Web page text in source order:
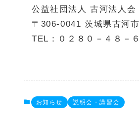
公益社団法人 古河法人会
〒306-0041 茨城県古河
TEL：０２８０－４８－
お知らせ 説明会・講習会